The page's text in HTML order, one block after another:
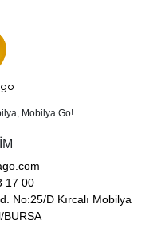
Mobilya Go!
17 00
No:25/D Kırcalı Mobilya